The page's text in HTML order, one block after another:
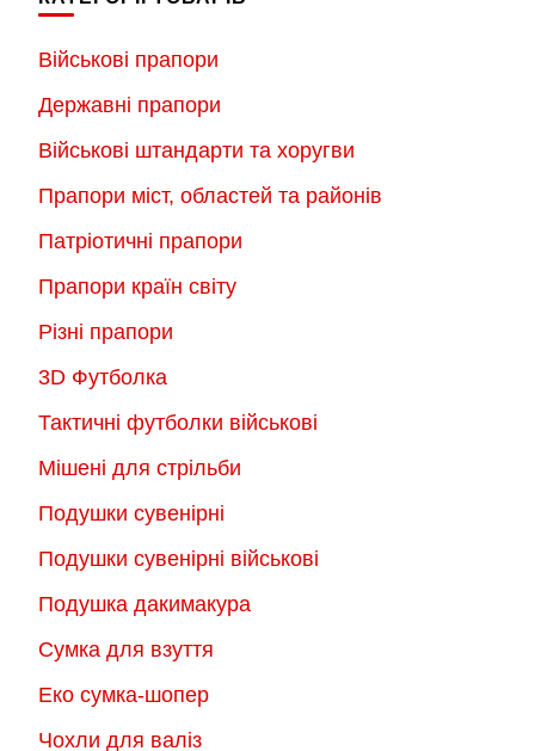
Військові прапори
Державні прапори
Військові штандарти та хоругви
Прапори міст, областей та районів
Патріотичні прапори
Прапори країн світу
Різні прапори
3D Футболка
Тактичні футболки військові
Мішені для стрільби
Подушки сувенірні
Подушки сувенірні військові
Подушка дакимакура
Сумка для взуття
Еко сумка-шопер
Чохли для валіз